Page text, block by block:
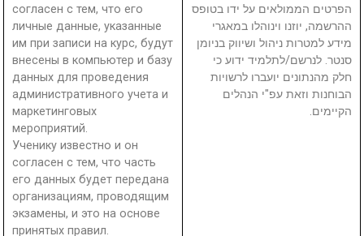
согласен с тем, что его
личные данные, указанные
им при записи на курс, будут
внесены в компьютер и базу
данных для проведения
административного учета и
маркетинговых
мероприятий.
Ученику известно и он
согласен с тем, что часть
его данных будет передана
организациям, проводящим
экзамены, и это на основе
принятых правил.
הפרטים הממולאים על ידו בטופס
ההרשמה, יוזנו וינוהלו במאגרי
מידע למטרות ניהול ושיווק בניומן
סנטר. לנרשם/לתלמיד ידוע כי
חלק מהנתונים יועברו לרשויות
הבוחנות וזאת עפ"י הנהלים
הקיימים.